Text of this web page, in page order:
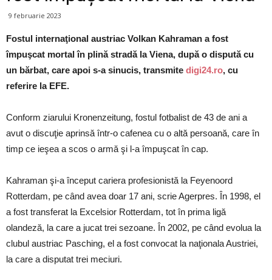
9 februarie 2023
Fostul internaţional austriac Volkan Kahraman a fost
împuşcat mortal în plină stradă la Viena, după o dispută cu
un bărbat, care apoi s-a sinucis, transmite digi24.ro, cu
referire la EFE.
Conform ziarului Kronenzeitung, fostul fotbalist de 43 de ani a
avut o discuţie aprinsă într-o cafenea cu o altă persoană, care în
timp ce ieşea a scos o armă şi l-a împuşcat în cap.
Kahraman şi-a început cariera profesionistă la Feyenoord
Rotterdam, pe când avea doar 17 ani, scrie Agerpres. În 1998, el
a fost transferat la Excelsior Rotterdam, tot în prima ligă
olandeză, la care a jucat trei sezoane. În 2002, pe când evolua la
clubul austriac Pasching, el a fost convocat la naţionala Austriei,
la care a disputat trei meciuri.